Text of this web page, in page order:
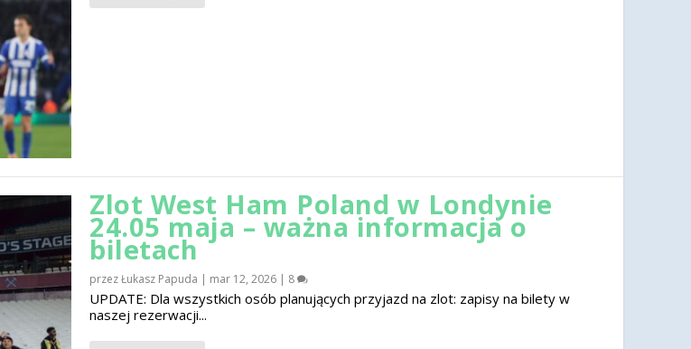
Zlot West Ham Poland w Londynie
24.05 maja – ważna informacja o
biletach
przezŁukasz Papuda | mar 12, 2026 | 8
UPDATE: Dla wszystkich osób planujących przyjazd na zlot: zapisy na bilety w
naszej rezerwacji...